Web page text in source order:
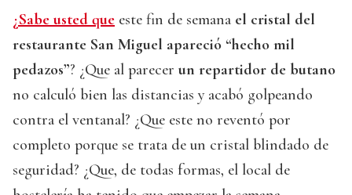
¿Sabe usted que este fin de semana el cristal del
restaurante San Miguel apareció “hecho mil
pedazos”? ¿Que al parecer un repartidor de butano
no calculó bien las distancias y acabó golpeando
contra el ventanal? ¿Que este no reventó por
completo porque se trata de un cristal blindado de
seguridad? ¿Que, de todas formas, el local de